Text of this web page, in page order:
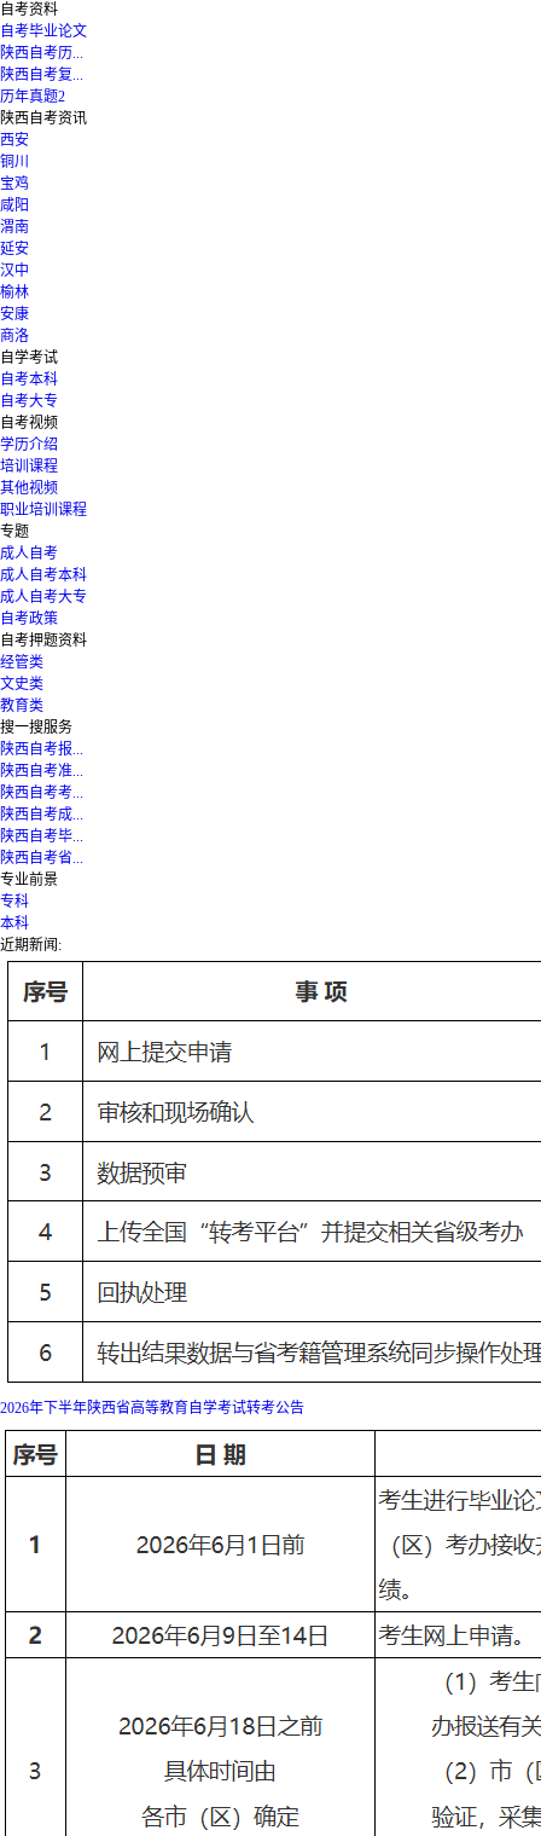
自考资料
自考毕业论文
陕西自考历...
陕西自考复...
历年真题2
陕西自考资讯
西安
铜川
宝鸡
咸阳
渭南
延安
汉中
榆林
安康
商洛
自学考试
自考本科
自考大专
自考视频
学历介绍
培训课程
其他视频
职业培训课程
专题
成人自考
成人自考本科
成人自考大专
自考政策
自考押题资料
经管类
文史类
教育类
搜一搜服务
陕西自考报...
陕西自考准...
陕西自考考...
陕西自考成...
陕西自考毕...
陕西自考省...
专业前景
专科
本科
近期新闻:
2026年下半年陕西省高等教育自学考试转考公告